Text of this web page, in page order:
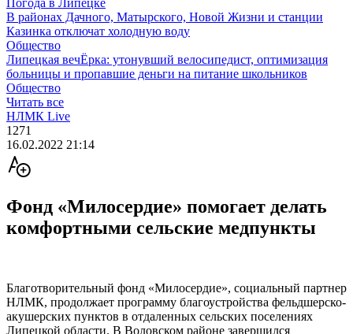
Погода в Липецке
В районах Дачного, Матырского, Новой Жизни и станции
Казинка отключат холодную воду
Общество
Липецкая вечЁрка: утонувший велосипедист, оптимизация
больницы и пропавшие деньги на питание школьников
Общество
Читать все
НЛМК Live
1271
16.02.2022 21:14
Фонд «Милосердие» помогает делать
комфортными сельские медпункты
Благотворительный фонд «Милосердие», социальный партнер
НЛМК, продолжает программу благоустройства фельдшерско-
акушерских пунктов в отдаленных сельских поселениях
Липецкой области. В Воловском районе завершился